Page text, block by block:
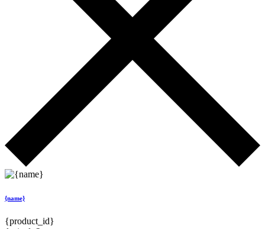
{name}
{product_id}